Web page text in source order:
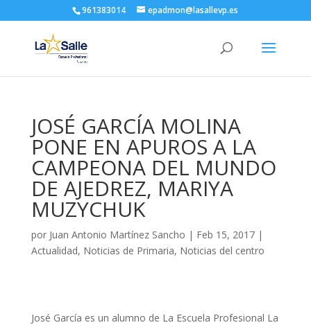
961383014 epadmon@lasallevp.es
JOSÉ GARCÍA MOLINA
PONE EN APUROS A LA
CAMPEONA DEL MUNDO
DE AJEDREZ, MARIYA
MUZYCHUK
por Juan Antonio Martínez Sancho | Feb 15, 2017|
Actualidad, Noticias de Primaria, Noticias del centro
José García es un alumno de La Escuela Profesional La